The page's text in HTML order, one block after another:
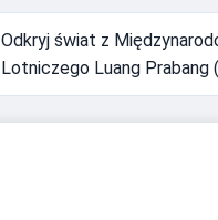
Odkryj świat z
Lotniczego Luang Prabang